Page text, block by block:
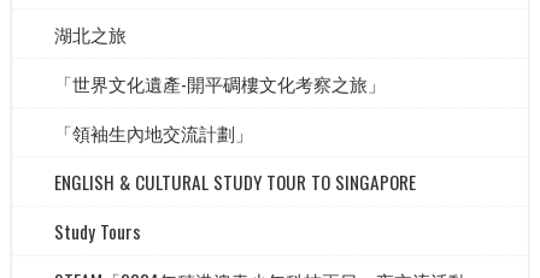
湖北之旅
「世界文化遺產-開平碉樓文化考察之旅」
「領袖生內地交流計劃」
ENGLISH & CULTURAL STUDY TOUR TO SINGAPORE
Study Tours